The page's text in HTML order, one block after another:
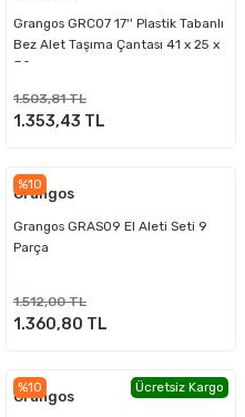
Grangos GRC07 17'' Plastik Tabanlı
Bez Alet Taşıma Çantası 41 x 25 x
30 mm
1.503,81 TL
1.353,43 TL
%10
Grangos
Grangos GRAS09 El Aleti Seti 9
Parça
1.512,00 TL
1.360,80 TL
%10 Ücretsiz Kargo
Grangos